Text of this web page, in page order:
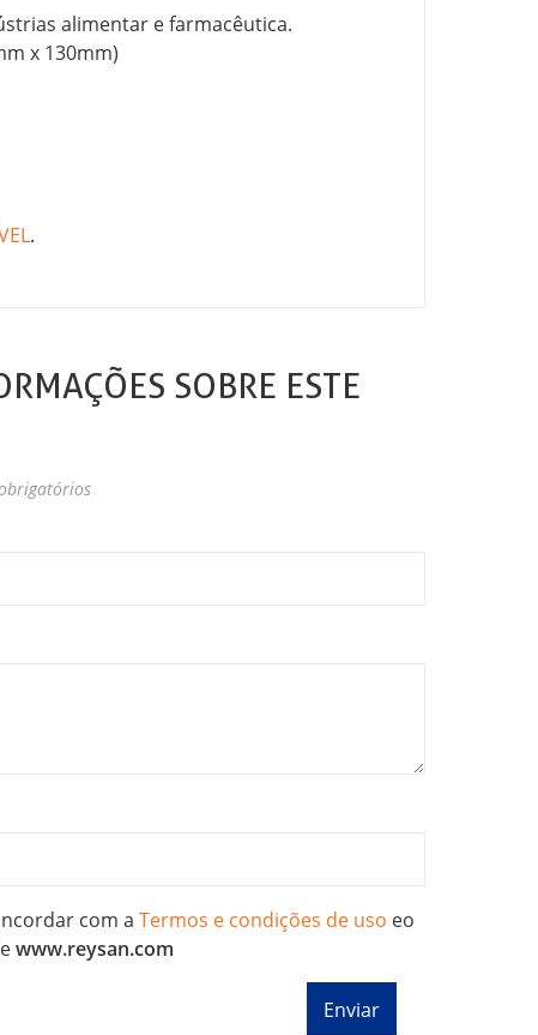
alimentar e farmacêutica.
x 130mm)
.
SOBRE ESTE
com a Termos e condições de uso eo
www.reysan.com